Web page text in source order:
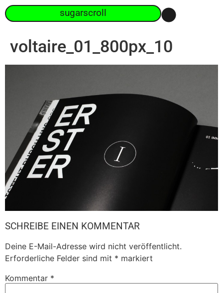
sugarscroll
voltaire_01_800px_10
SCHREIBE EINEN KOMMENTAR
Deine E-Mail-Adresse wird nicht veröffentlicht.
Erforderliche Felder sind mit * markiert
Kommentar *